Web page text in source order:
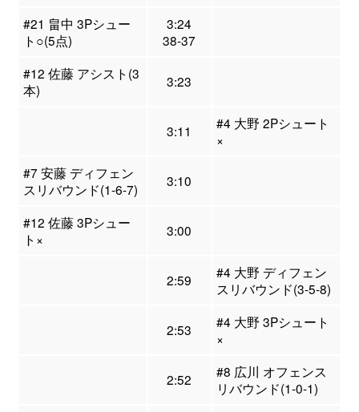
#21 畠中 3Pシュー
ト○(5点)
3:24
38-37
#12 佐藤 アシスト(3
本)
3:23
3:11
#4 大野 2Pシュート
×
#7 安藤 ディフェン
スリバウンド(1-6-7)
3:10
#12 佐藤 3Pシュー
ト×
3:00
2:59
#4 大野 ディフェン
スリバウンド(3-5-8)
2:53
#4 大野 3Pシュート
×
2:52
#8 広川 オフェンス
リバウンド(1-0-1)